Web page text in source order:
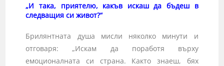
„И така, приятелю, какъв искаш да бъдеш в
следващия си живот?“
Брилянтната душа мисли няколко минути и
отговаря: „Искам да поработя върху
емоционалната си страна. Както знаеш, бях